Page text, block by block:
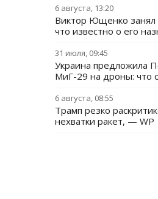
6 августа, 13:20
Виктор Ющенко занял
что известно о его
31 июля, 09:45
Украина предложила
МиГ-29 на дроны: что
6 августа, 08:55
Трамп резко
нехватки ракет, — WP